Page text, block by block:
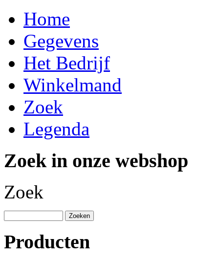
Home
Gegevens
Het Bedrijf
Winkelmand
Zoek
Legenda
Zoek in onze webshop
Zoek
Producten